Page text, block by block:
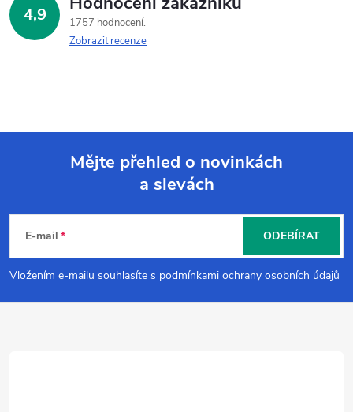
4,9
1757 hodnocení
Zobrazit recenze
p
a
Mějte přehled o novinkách
a slevách
E-mail
Vložením e-mailu souhlasíte s podmínkami ochrany osobních údajů
ODEBÍRAT